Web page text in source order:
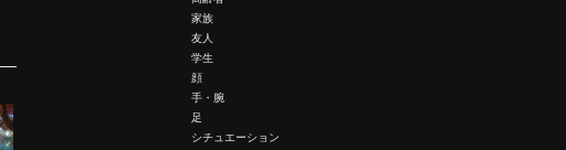
家族
友人
学生
顔
手・腕
足
シチュエーション